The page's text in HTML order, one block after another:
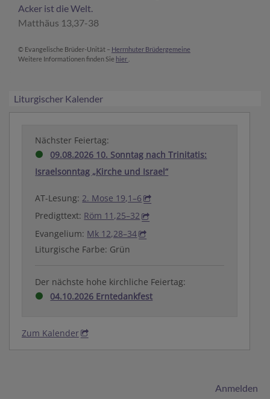
Acker ist die Welt.
Matthäus 13,37-38
© Evangelische Brüder-Unität – Herrnhuter Brüdergemeine
Weitere Informationen finden Sie hier
Liturgischer Kalender
Nächster Feiertag:
09.08.2026 10. Sonntag nach Trinitatis:
Israelsonntag „Kirche und Israel“
AT-Lesung: 2. Mose 19,1–6
Predigttext: Röm 11,25–32
Evangelium: Mk 12,28–34
Liturgische Farbe: Grün
Der nächste hohe kirchliche Feiertag:
04.10.2026 Erntedankfest
Zum Kalender
Anmelden